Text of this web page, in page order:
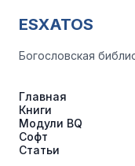
ESXATOS
Богословская
Главная
Книги
Модули BQ
Софт
Статьи